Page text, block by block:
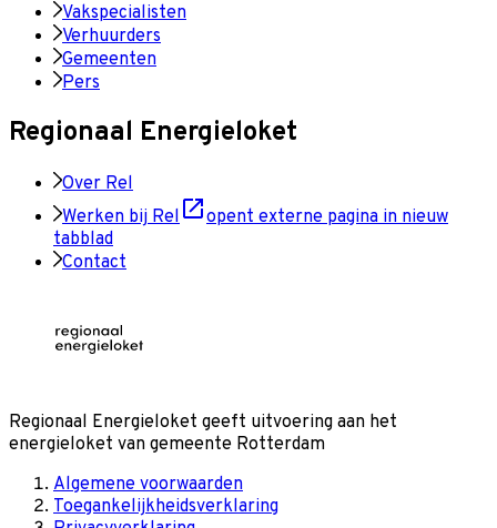
Vakspecialisten
Verhuurders
Gemeenten
Pers
Regionaal Energieloket
Over Rel
Werken bij Rel
opent externe pagina in nieuw
tabblad
Contact
Regionaal Energieloket geeft uitvoering aan het
energieloket van gemeente Rotterdam
Algemene voorwaarden
Toegankelijkheidsverklaring